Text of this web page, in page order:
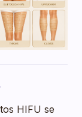
HIFU se